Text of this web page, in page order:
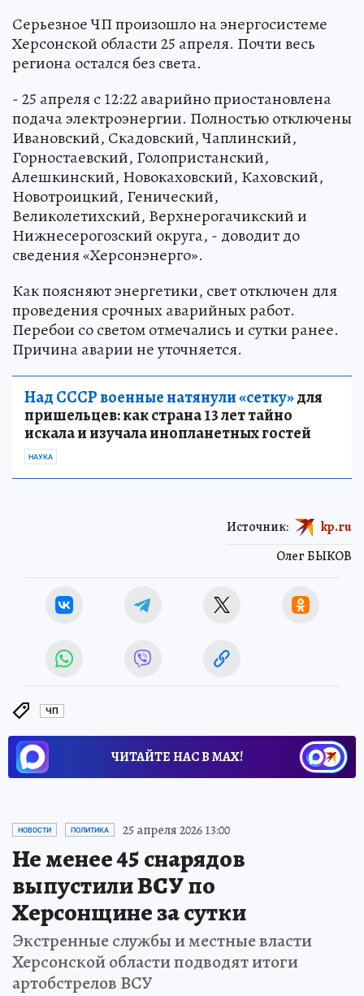
Серьезное ЧП произошло на энергосистеме
Херсонской области 25 апреля. Почти весь
региона остался без света.
- 25 апреля с 12:22 аварийно приостановлена
подача электроэнергии. Полностью отключены
Ивановский, Скадовский, Чаплинский,
Горностаевский, Голопристанский,
Алешкинский, Новокаховский, Каховский,
Новотроицкий, Генический,
Великолетихский, Верхнерогачикский и
Нижнесерогозский округа, - доводит до
сведения «Херсонэнерго».
Как поясняют энергетики, свет отключен для
проведения срочных аварийных работ.
Перебои со светом отмечались и сутки ранее.
Причина аварии не уточняется.
Над СССР военные натянули «сетку»для
пришельцев: как страна 13 лет тайно
искала и изучала инопланетных гостей
НАУКА
Олег БЫКОВ
Источник: kp.ru
ЧП
ЧИТАЙТЕ НАС В МАХ!
НОВОСТИ ПОЛИТИКА 25 апреля 2026 13:00
Не менее 45 снарядов
выпустили ВСУ по
Херсонщине за сутки
Экстренные службы и местные власти
Херсонской области подводят итоги
артобстрелов ВСУ